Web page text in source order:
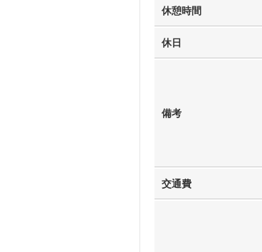
休憩時間
休日
備考
交通費